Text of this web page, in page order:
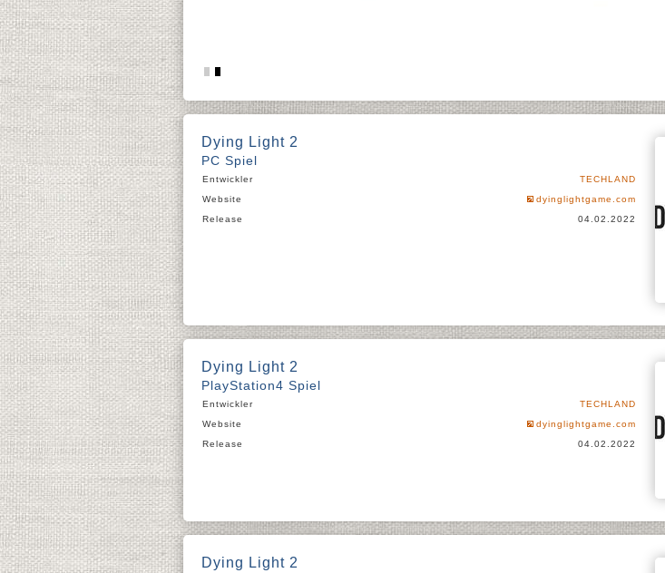
Dying Light 2
PC Spiel
Entwickler
TECHLAND
Website
dyinglightgame.com
Release
04.02.2022
Dying Light 2
PlayStation4 Spiel
Entwickler
TECHLAND
Website
dyinglightgame.com
Release
04.02.2022
Dying Light 2